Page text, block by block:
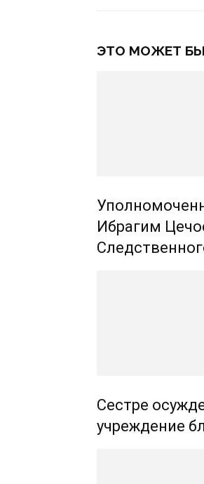
ЭТО МОЖЕТ
Ибрагим
Сестре
учреждение